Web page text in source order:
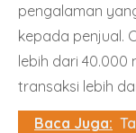
pengalaman
kepada penjual.
lebih dari 40.000
transaksi lebih
Baca Juga: